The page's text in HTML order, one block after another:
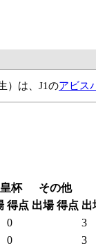
）は、J1のアビス
杯 その他
得点 出場 得点 出
0 3
0 3